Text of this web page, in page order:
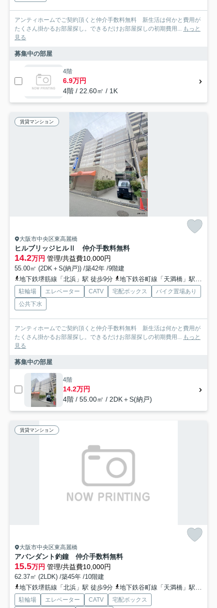
アンティホームでご契約頂くと仲介手数料無料 新生活は何かと費用が
たくさん掛かるお部屋探し。できるだけお部屋探しの初期費用... もっと
見る
募集中の部屋
4階
6.9万円
4階 / 22.60㎡ / 1K
賃貸マンション
大阪市中央区東高麗橋
ヒルブリッジヒルⅡ 仲介手数料無料
14.2万円 管理/共益費10,000円
55.00㎡ (2DK＋S(納戸)) /築42年 /9階建
地下鉄堺筋線「北浜」駅 徒歩9分
地下鉄谷町線「天満橋」駅 徒歩12分
駐輪場 エレベーター CATV 宅配ボックス
バイク置場あり
公共下水
アンティホームでご契約頂くと仲介手数料無料 新生活は何かと費用が
たくさん掛かるお部屋探し。できるだけお部屋探しの初期費用... もっと
見る
募集中の部屋
4階
14.2万円
4階 / 55.00㎡ / 2DK＋S(納戸)
賃貸マンション
大阪市中央区東高麗橋
アバンダント釣鐘 仲介手数料無料
15.5万円 管理/共益費10,000円
62.37㎡ (2LDK) /築45年 /10階建
地下鉄堺筋線「北浜」駅 徒歩9分
地下鉄谷町線「天満橋」駅 徒歩11分
駐輪場 エレベーター CATV
宅配ボックス